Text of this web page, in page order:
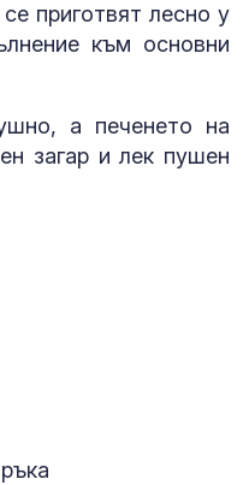
приготвят лесно у
към основни
а печенето на
загар и лек пушен